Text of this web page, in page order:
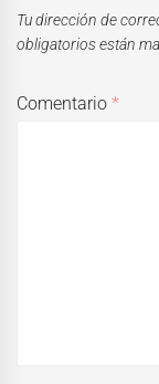
Tu dirección de
obligatorios están
Comentario*